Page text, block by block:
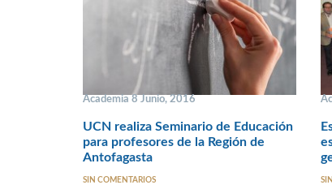
Academia 8 Junio, 2016
UCN realiza Seminario de Educación
para profesores de la Región de
Antofagasta
SIN COMENTARIOS